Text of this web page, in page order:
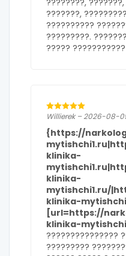
????????,
???????,
??????????
?????????.
????? ???????????
Willierek – 2026-08-
{https://
klinika-
klinika-
mytishchi1.ru/
klinika-
[url=https://
klinika-
???????????????
?????????